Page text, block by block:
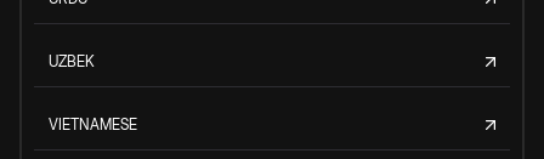
UZBEK
VIETNAMESE